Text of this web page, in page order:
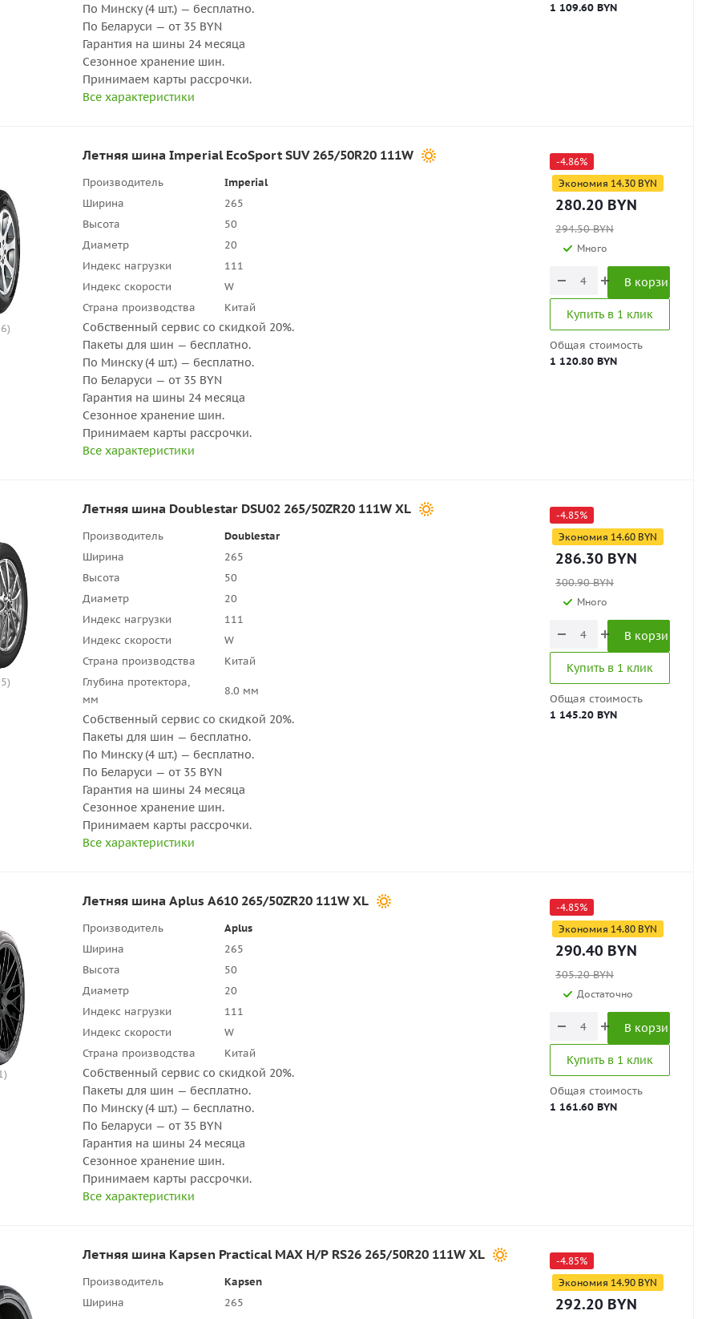
По Минску (4 шт.) — бесплатно.
По Беларуси — от 35 BYN
Гарантия на шины 24 месяца
Сезонное хранение шин.
Принимаем карты рассрочки.
Все характеристики
1 109.60 BYN
Летняя шина Imperial EcoSport SUV 265/50R20 111W
Производитель
Imperial
Ширина
265
Высота
50
Диаметр
20
Индекс нагрузки
111
Индекс скорости
W
Страна производства
Китай
Собственный сервис со скидкой 20%.
Пакеты для шин — бесплатно.
По Минску (4 шт.) — бесплатно.
По Беларуси — от 35 BYN
Гарантия на шины 24 месяца
Сезонное хранение шин.
Принимаем карты рассрочки.
Все характеристики
-4.86%
Экономия 14.30 BYN
280.20 BYN
294.50BYN
Много
В корзину
Купить в 1 клик
Общая стоимость
1 120.80 BYN
Летняя шина Doublestar DSU02 265/50ZR20 111W XL
Производитель
Doublestar
Ширина
265
Высота
50
Диаметр
20
Индекс нагрузки
111
Индекс скорости
W
Страна производства
Китай
Глубина протектора,
мм
8.0 мм
Собственный сервис со скидкой 20%.
Пакеты для шин — бесплатно.
По Минску (4 шт.) — бесплатно.
По Беларуси — от 35 BYN
Гарантия на шины 24 месяца
Сезонное хранение шин.
Принимаем карты рассрочки.
Все характеристики
-4.85%
Экономия 14.60 BYN
286.30 BYN
300.90BYN
Много
В корзину
Купить в 1 клик
Общая стоимость
1 145.20 BYN
Летняя шина Aplus A610 265/50ZR20 111W XL
Производитель
Aplus
Ширина
265
Высота
50
Диаметр
20
Индекс нагрузки
111
Индекс скорости
W
Страна производства
Китай
Собственный сервис со скидкой 20%.
Пакеты для шин — бесплатно.
По Минску (4 шт.) — бесплатно.
По Беларуси — от 35 BYN
Гарантия на шины 24 месяца
Сезонное хранение шин.
Принимаем карты рассрочки.
Все характеристики
-4.85%
Экономия 14.80 BYN
290.40 BYN
305.20BYN
Достаточно
В корзину
Купить в 1 клик
Общая стоимость
1 161.60 BYN
Летняя шина Kapsen Practical MAX H/P RS26 265/50R20 111W XL
Производитель
Kapsen
Ширина
265
-4.85%
Экономия 14.90 BYN
292.20 BYN